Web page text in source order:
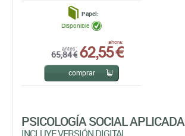
Papel:
antes:
65,84 €
ahora:
62,55 €
Disponible
comprar
PSICOLOGÍA SOCIAL APLICADA